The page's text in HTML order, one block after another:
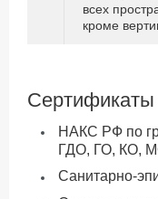
всех
кроме
Сертификаты
НАКС РФ по
ГДО, ГО, КО,
Санитарно-